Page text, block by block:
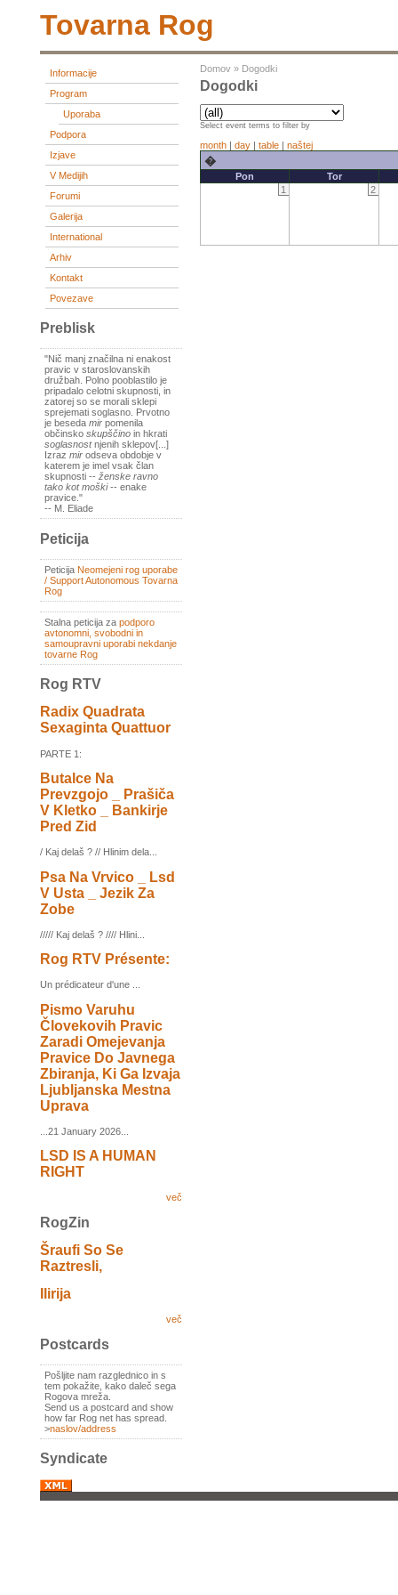
Tovarna Rog
Informacije
Program
Uporaba
Podpora
Izjave
V Medijih
Forumi
Galerija
International
Arhiv
Kontakt
Povezave
Preblisk
"Nič manj značilna ni enakost
pravic v staroslovanskih
družbah. Polno pooblastilo je
pripadalo celotni skupnosti, in
zatorej so se morali sklepi
sprejemati soglasno. Prvotno
je beseda mir pomenila
občinsko skupščino in hkrati
soglasnostnjenih sklepov[...]
Izraz mir odseva obdobje v
katerem je imel vsak član
skupnosti -- ženske ravno
tako kot moški-- enake
pravice."
-- M. Eliade
Peticija
Peticija Neomejeni rog uporabe
/ Support Autonomous Tovarna
Rog
Stalna peticija za podporo
avtonomni, svobodni in
samoupravni uporabi nekdanje
tovarne Rog
Rog RTV
Radix Quadrata
Sexaginta Quattuor
PARTE 1:
Butalce Na
Prevzgojo _ Prašiča
V Kletko _ Bankirje
Pred Zid
/ Kaj delaš ? // Hlinim dela...
Psa Na Vrvico _ Lsd
V Usta _ Jezik Za
Zobe
///// Kaj delaš ? //// Hlini...
Rog RTV Présente:
Un prédicateur d'une ...
Pismo Varuhu
Človekovih Pravic
Zaradi Omejevanja
Pravice Do Javnega
Zbiranja, Ki Ga Izvaja
Ljubljanska Mestna
Uprava
...21 January 2026...
LSD IS A HUMAN
RIGHT
več
RogZin
Šraufi So Se
Raztresli,
Ilirija
več
Postcards
Pošljite nam razglednico in s
tem pokažite, kako daleč sega
Rogova mreža.
Send us a postcard and show
how far Rog net has spread.
>naslov/address
Syndicate
Domov » Dogodki
Dogodki
Select event terms to filter by
month | day | table | naštej
�
Pon
Tor
1
2